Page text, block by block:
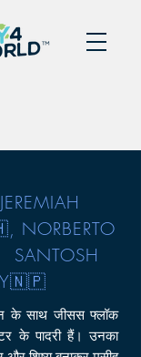
JEREMIAH
NORBERTO
के साथ जीसस फ्लॉक
के पादरी हैं। उनका